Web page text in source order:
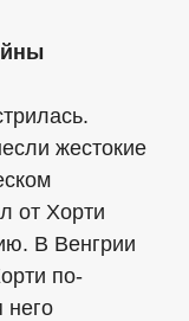
жестокие
от Хорти
В Венгрии
по-
него